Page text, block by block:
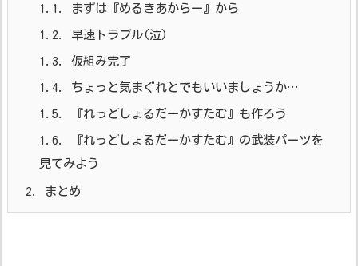
1.1.
まずは『めるきあからー』から
1.2. 早速トラブル(泣)
1.3. 仮組み完了
1.4. ちょっと気まぐれとでもいいましょうか…
1.5. 『れっどしょるだーかすたむ』も作ろう
1.6.
『れっどしょるだーかすたむ』の武装パーツを
見てみよう
2. まとめ